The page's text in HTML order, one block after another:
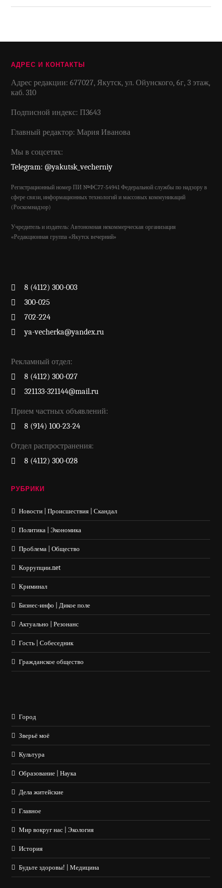
АДРЕС И КОНТАКТЫ
Адрес редакции: 677027, Якутск, ул. Ойунского, 6г, 3 этаж,
каб. 310
Подписной индекс: П3643
Главный редактор: Мария Иванова
Мы в соцсетях:
Telegram: @yakutsk_vecherniy
Регистрационный номер ПИ №ФС77-54941 Федеральной службы по надзору в
сфере связи, информационных технологий и массовых коммуникаций
(Роскомнадзор)
Учредитель и издатель: Автономная некоммерческая организация
«Редакционная группа «Якутск вечерний»
8 (4112) 300-003
300-025
702-224
ya-vecherka@yandex.ru
Рекламный отдел:
8 (4112) 300-027
321133-321144@mail.ru
Прием частных объявлений:
8 (914) 100-23-24
Отдел распространения:
8 (4112) 300-028
РУБРИКИ
Новости | Происшествия | Скандал
Политика | Экономика
Проблема | Общество
Коррупции.net
Криминал
Бизнес-инфо | Дикое поле
Актуально | Резонанс
Гость | Собеседник
Гражданское общество
Город
Зверьё моё
Культура
Образование | Наука
Дела житейские
Главное
Мир вокруг нас | Экология
История
Будьте здоровы! | Медицина